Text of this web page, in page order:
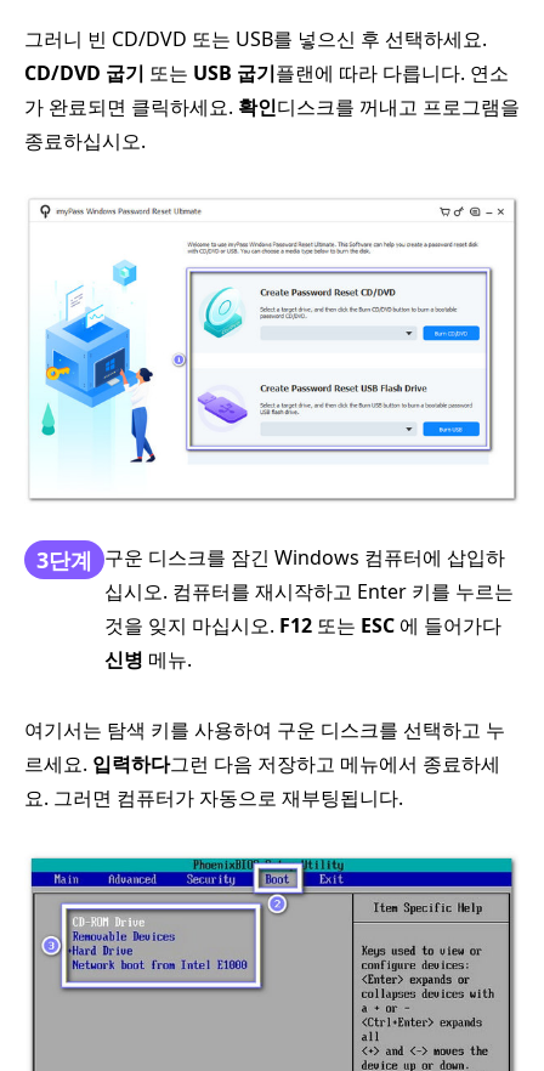
그러니 빈 CD/DVD 또는 USB를 넣으신 후 선택하세요.
CD/DVD 굽기 또는 USB 굽기플랜에 따라 다릅니다. 연소
가 완료되면 클릭하세요. 확인디스크를 꺼내고 프로그램을
종료하십시오.
3단계 구운 디스크를 잠긴 Windows 컴퓨터에 삽입하
십시오. 컴퓨터를 재시작하고 Enter 키를 누르는
것을 잊지 마십시오. F12 또는 ESC 에 들어가다
신병 메뉴.
여기서는 탐색 키를 사용하여 구운 디스크를 선택하고 누
르세요. 입력하다그런 다음 저장하고 메뉴에서 종료하세
요. 그러면 컴퓨터가 자동으로 재부팅됩니다.